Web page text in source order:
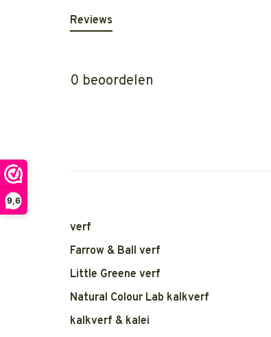
9,6
Reviews
0 beoordelen
verf
Farrow & Ball verf
Little Greene verf
Natural Colour Lab kalkverf
kalkverf & kalei